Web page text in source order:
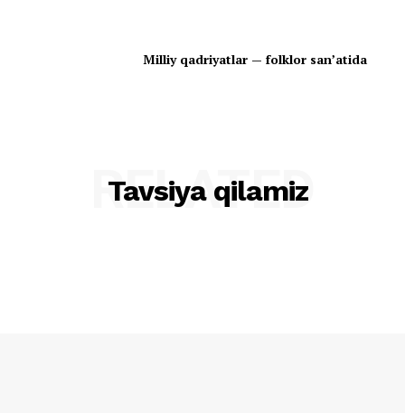
Milliy qadriyatlar — folklor san’atida
Tavsiya qilamiz
RELATED